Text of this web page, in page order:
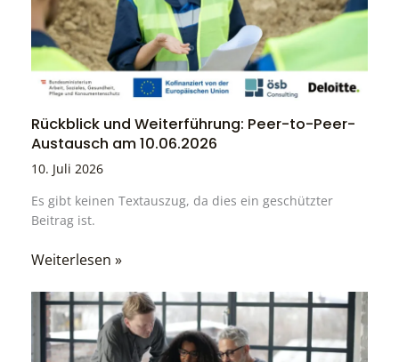
Rückblick und Weiterführung: Peer-to-Peer-
Austausch am 10.06.2026
10. Juli 2026
Es gibt keinen Textauszug, da dies ein geschützter
Beitrag ist.
Weiterlesen »